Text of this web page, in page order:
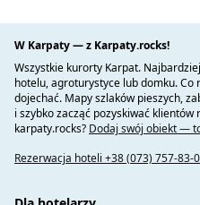
W Karpaty — z Karpaty.rocks!
Wszystkie kurorty Karpat.
hotelu, agroturystyce lub domku. Co
dojechać. Mapy szlaków pieszych,
i szybko zacząć pozyskiwać
karpaty.rocks? Dodaj swój obiekt —
Rezerwacja hoteli +38 (073) 757-83-